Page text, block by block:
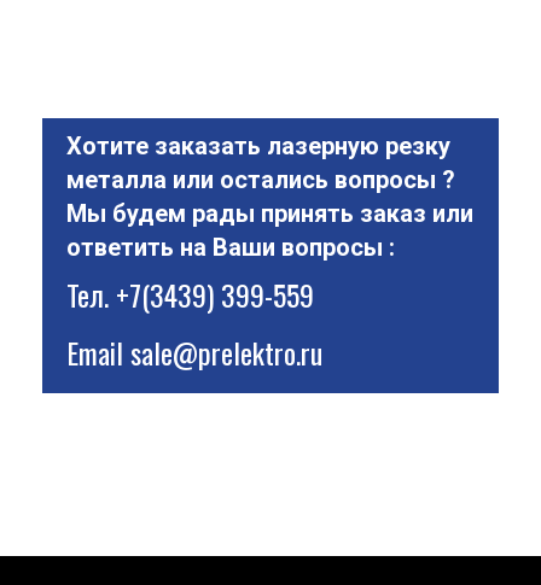
Хотите заказать лазерную резку
металла или остались вопросы ?
Мы будем рады принять заказ или
ответить на Ваши вопросы :
Тел.+7(3439) 399-559
Emailsale@prelektro.ru